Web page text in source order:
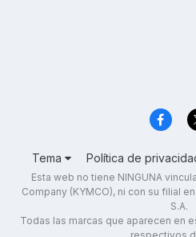
Tema Política de
Esta web no tiene NINGUNA
Company (KYMCO), ni con su filial
S.A.
Todas las marcas que aparecen en